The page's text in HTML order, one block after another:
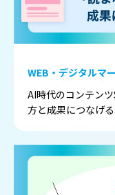
WEB・デジタルマ
AI時代のコンテン
方と成果につなげ